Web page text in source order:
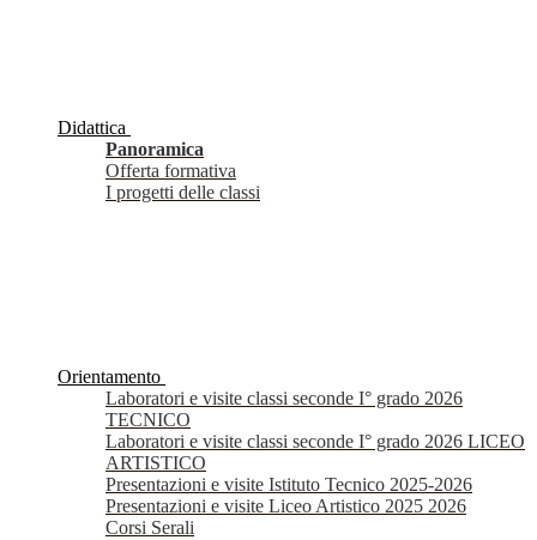
Didattica
Panoramica
Offerta formativa
I progetti delle classi
Orientamento
Laboratori e visite classi seconde I° grado 2026
TECNICO
Laboratori e visite classi seconde I° grado 2026 LICEO
ARTISTICO
Presentazioni e visite Istituto Tecnico 2025-2026
Presentazioni e visite Liceo Artistico 2025 2026
Corsi Serali